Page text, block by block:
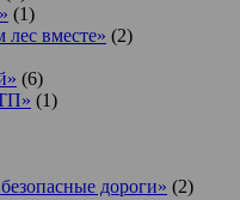
(1)
лес вместе» (2)
(6)
(1)
дороги» (2)